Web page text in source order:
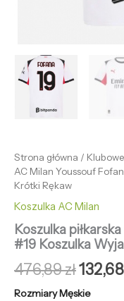
Strona główna / Klubowe
AC Milan Youssouf
Krótki Rękaw
Koszulka AC Milan
Koszulka
#19 Koszulka
476,89zł132,68
Rozmiary Męskie